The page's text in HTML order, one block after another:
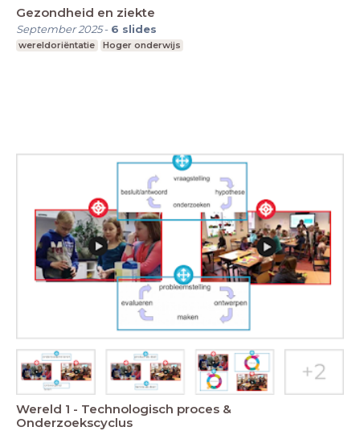
Gezondheid en ziekte
September 2025- 6 slides
wereldoriëntatie Hoger onderwijs
Wereld 1 - Technologisch proces &
Onderzoekscyclus